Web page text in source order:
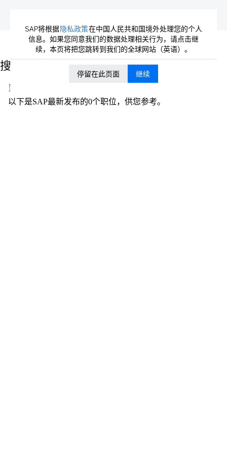
| São+Leopoldo 位于 SAP（当
前
面）
搜索结果：
当前没有符合 "
以下是SAP最新发布的0个职位，供您参考。
SAP将根据隐私政策在中国人民共和国境外处理您的个人
信息。如果您同意我们的数据处理相关行为，请点击继
续，本页将把您跳转到我们的全球网站（英语）。
停留在此页面 继续